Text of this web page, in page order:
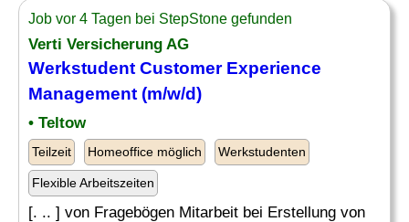
Job vor 4 Tagen bei StepStone gefunden
Verti Versicherung AG
Werkstudent Customer Experience
Management (m/w/d)
• Teltow
Teilzeit Homeoffice möglich Werkstudenten
Flexible Arbeitszeiten
[. .. ] von Fragebögen Mitarbeit bei Erstellung von